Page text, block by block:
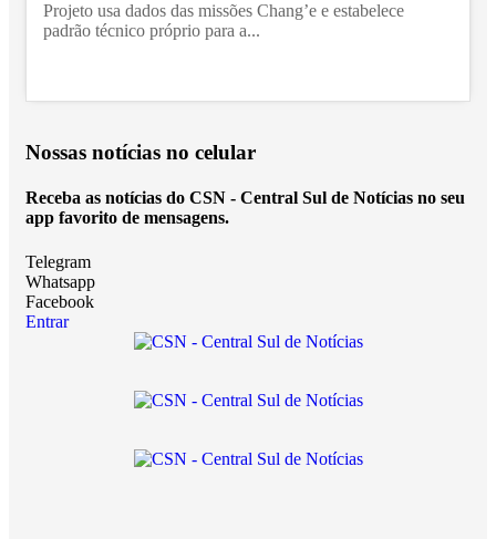
Projeto usa dados das missões Chang’e e estabelece
padrão técnico próprio para a...
Nossas notícias no celular
Receba as notícias do CSN - Central Sul de Notícias no seu
app favorito de mensagens.
Telegram
Whatsapp
Facebook
Entrar